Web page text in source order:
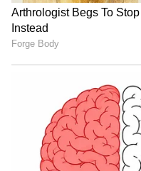
ಜನಿಸಿದ ಜನರು)
ಇಂದು ನಿಮ್ಮ ಸ್ವಭಾವವು
ಸಂಬಂಧಿಕರೊಂದಿಗೆ
ನೀವು ಮಾತನಾಡುವ
ಬೀರಬಹುದು. ಇಂದು
ಮತ್ತು ವ್ಯವಹಾರ
ಸಾಧ್ಯವಾಗುತ್ತದೆ.